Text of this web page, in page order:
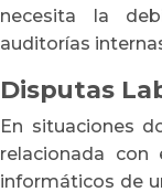
necesita la
auditorías
Disputas
En situaciones
relacionada
informáticos de